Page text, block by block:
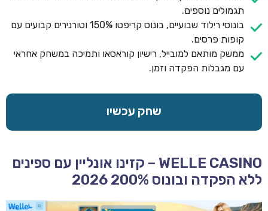
תגמולים נוספים.
בונוסי רילוד שבועיים, בונוס קריפטו 150% וטורנירים קבועים עם
קופות פרסים.
ממשק מותאם למובייל, רישיון קוראסאו ותמיכה במשחק אחראי
עם מגבלות הפקדה וזמן.
שחק עכשיו
WELLE CASINO – קזינו אונליין עם ספינים
ללא הפקדה ובונוס 200% 2026